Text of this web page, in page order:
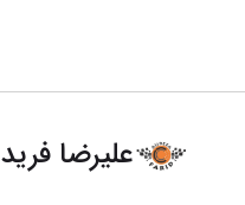
علیرضا فرید